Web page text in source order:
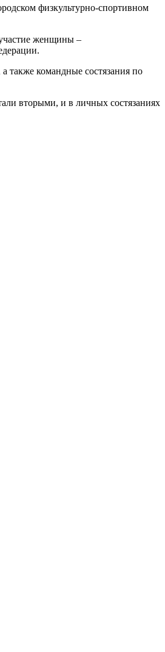
физкультурно-спортивном
участие женщины –
также командные состязания по
вторыми, и в личных состязаниях